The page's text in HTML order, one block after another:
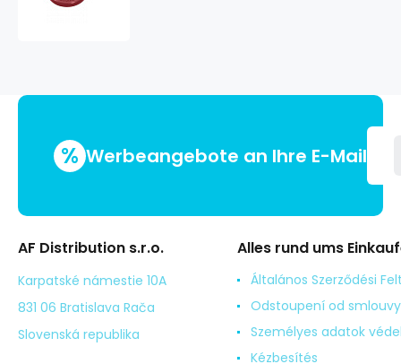
% Werbeangebote an Ihre E-Mail
AF Distribution s.r.o.
Karpatské námestie 10A
831 06 Bratislava Rača
Slovenská republika
Alles rund ums
Általános Szerződési
Odstoupení od smlouvy
Személyes adatok
Kézbesítés